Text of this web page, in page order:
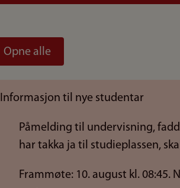
Opne alle
Informasjon til nye studentar
Påmelding til undervisning,
har takka ja til studieplassen,
Frammøte: 10. august kl. 08:45.